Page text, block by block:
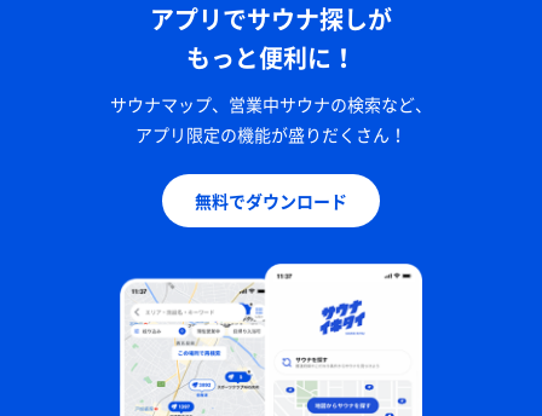
アプリでサウナ探しが
もっと便利に！
サウナマップ、営業中サウナの検索など、
アプリ限定の機能が盛りだくさん！
無料でダウンロード